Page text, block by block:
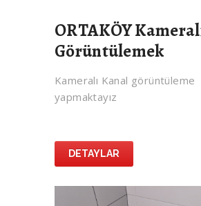
ORTAKÖY
Görüntülemek
Kameralı Kanal görüntüleme
yapmaktayız
DETAYLAR